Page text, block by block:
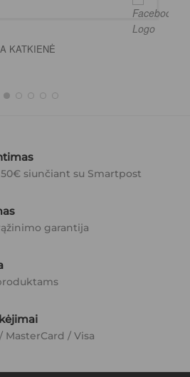
KATKIENĖ
siunčiant su Smartpost
garantija
/ Visa